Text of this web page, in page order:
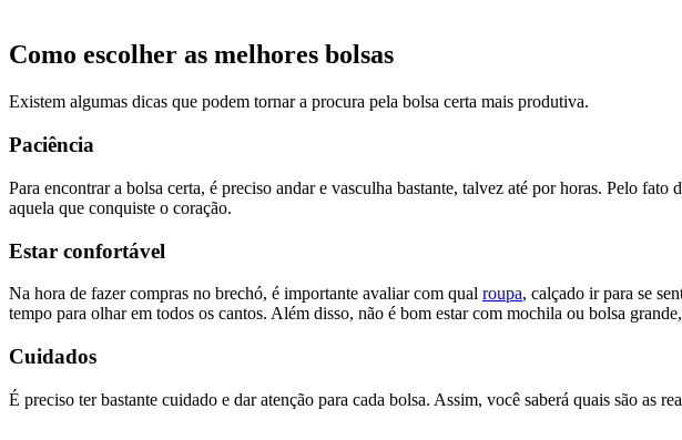
Como escolher as melhores bolsas
Existem algumas dicas que podem tornar a procura pela bolsa certa mais produtiva.
Paciência
Para encontrar a bolsa certa, é preciso andar e vasculha bastante, talvez até por horas. Pelo
aquela que conquiste o coração.
Estar confortável
Na hora de fazer compras no brechó, é importante avaliar com qual roupa, calçado ir para se
tempo para olhar em todos os cantos. Além disso, não é bom estar com mochila ou bolsa
Cuidados
É preciso ter bastante cuidado e dar atenção para cada bolsa. Assim, você saberá quais são as